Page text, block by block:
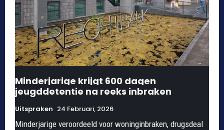
Minderjarige krijgt 600 dagen
jeugddetentie na reeks inbraken
Uitspraken 24 Februari, 2026
Minderjarige veroordeeld voor woninginbraken, drugsdeal